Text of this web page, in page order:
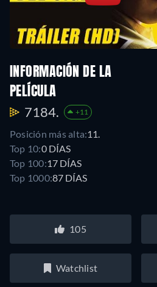
INFORMACIÓN DE LA
PELÍCULA
7184. +11
Posición más alta:11.
Top 10:0 DÍAS
Top 100:17 DÍAS
Top 1000:87 DÍAS
105
Watchlist